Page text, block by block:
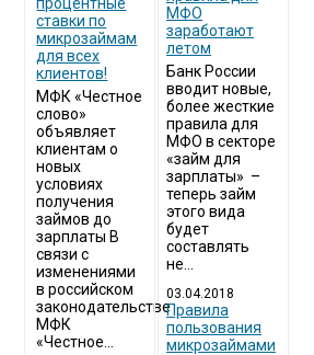
ставки по
микрозаймам
для всех
клиентов!
МФК «Честное
слово»
объявляет
клиентам о
новых
условиях
получения
займов до
зарплаты В
связи с
изменениями
в российском
законодательстве
МФК
«Честное...
МФО
заработают
летом
Банк России
вводит новые,
более жесткие
правила для
МФО в секторе
«займ для
зарплаты» –
теперь займ
этого вида
будет
составлять
не...
03.04.2018
​Правила
пользования
микрозаймами